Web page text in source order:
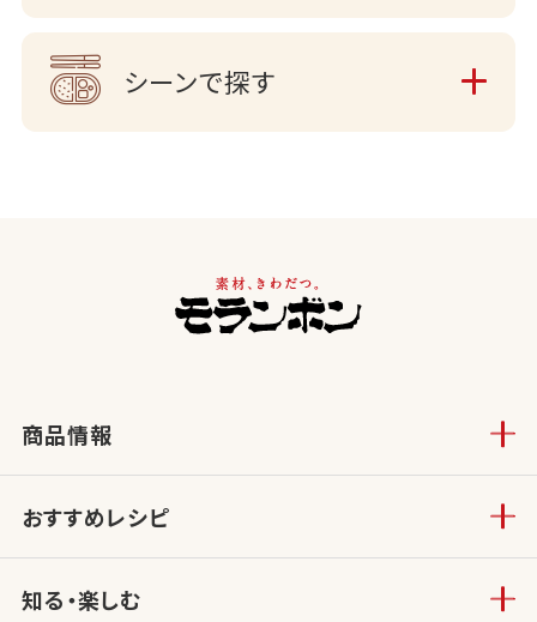
シーンで探す
商品情報
おすすめレシピ
知る・楽しむ